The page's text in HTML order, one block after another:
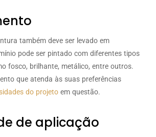
também deve ser levado em
pode ser pintado com diferentes tipos
fosco, brilhante, metálico, entre outros.
que atenda às suas preferências
do projeto em questão.
de aplicação